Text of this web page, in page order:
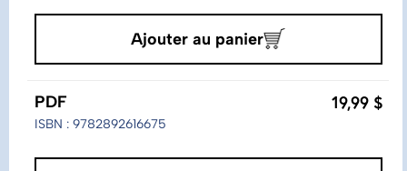
Ajouter au panier
PDF
ISBN : 9782892616675
19,99 $